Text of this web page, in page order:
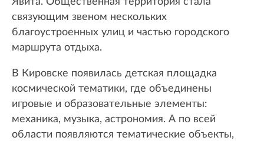
связующим звеном нескольких
благоустроенных улиц и частью городского
маршрута отдыха.
В Кировске появилась детская площадка
космической тематики, где объединены
игровые и образовательные элементы:
механика, музыка, астрономия. А по всей
области появляются тематические объекты,